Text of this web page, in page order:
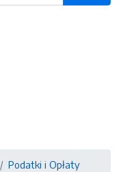
Podatki i Opłaty